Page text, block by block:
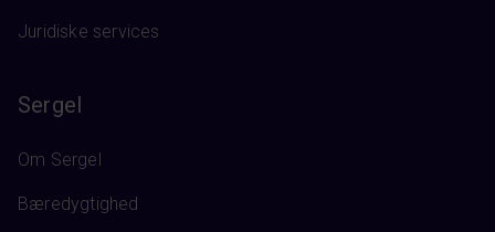
Juridiske services
Sergel
Om Sergel
Bæredygtighed